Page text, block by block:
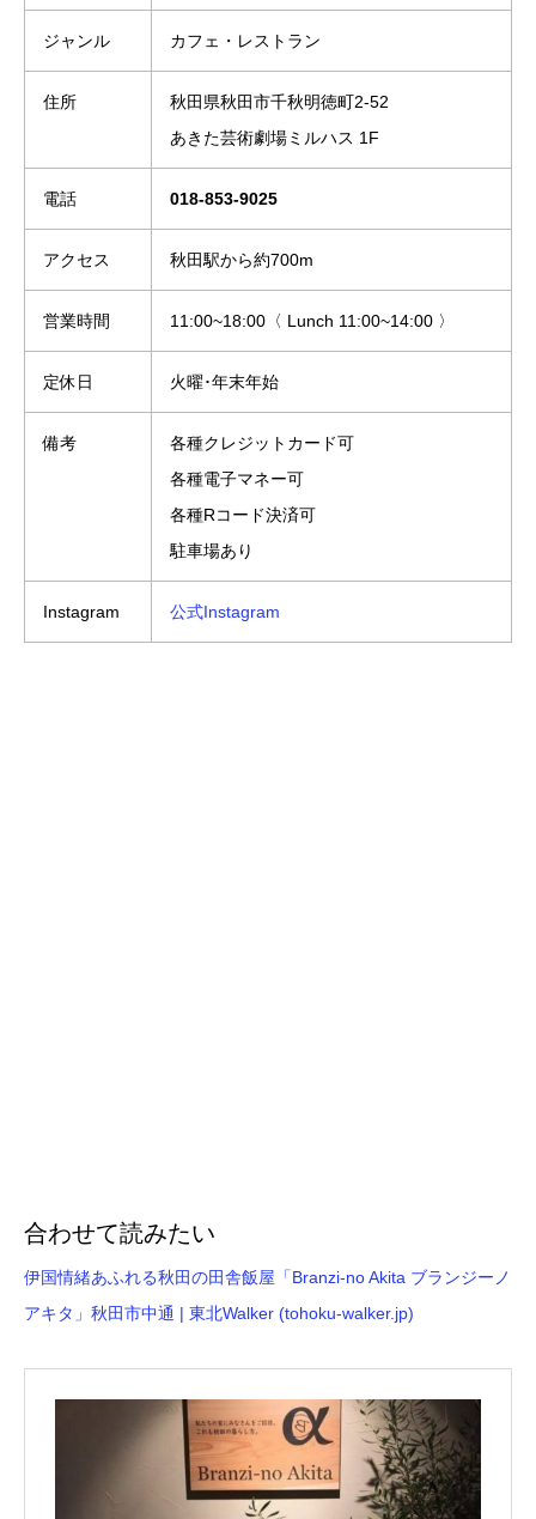
ジャンル カフェ・レストラン
住所
秋田県秋田市千秋明徳町2-52
あきた芸術劇場ミルハス 1F
電話 018-853-9025
アクセス 秋田駅から約700m
営業時間 11:00~18:00〈 Lunch 11:00~14:00 〉
定休日 火曜･年末年始
備考
各種クレジットカード可
各種電子マネー可
各種Rコード決済可
駐車場あり
Instagram 公式Instagram
合わせて読みたい
伊国情緒あふれる秋田の田舎飯屋「Branzi-no Akita ブランジーノ
アキタ」秋田市中通 | 東北Walker (tohoku-walker.jp)